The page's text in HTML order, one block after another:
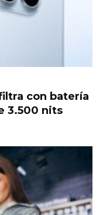
con batería
3.500 nits